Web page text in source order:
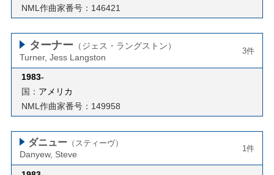
NML作曲家番号：146421
ターナー （ジェス・ラングストン）
Turner, Jess Langston
3件
1983-
国： アメリカ
NML作曲家番号：149958
ダニュー （スティーヴ）
Danyew, Steve
1件